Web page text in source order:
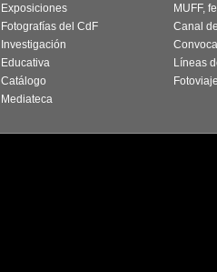
Exposiciones
Fotografías del CdF
Investigación
Educativa
Catálogo
Mediateca
MUFF,
Canal
Líneas